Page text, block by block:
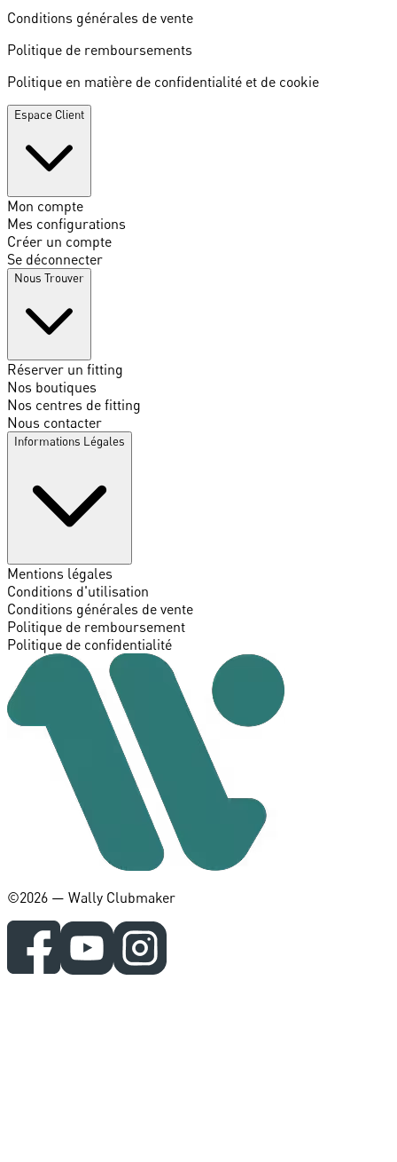
Conditions générales de vente
Politique de remboursements
Politique en matière de confidentialité et de cookie
Espace Client
Mon compte
Mes configurations
Créer un compte
Se déconnecter
Nous Trouver
Réserver un fitting
Nos boutiques
Nos centres de fitting
Nous contacter
Informations Légales
Mentions légales
Conditions d'utilisation
Conditions générales de vente
Politique de remboursement
Politique de confidentialité
©️2026 — Wally Clubmaker